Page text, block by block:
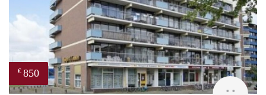
€ 850